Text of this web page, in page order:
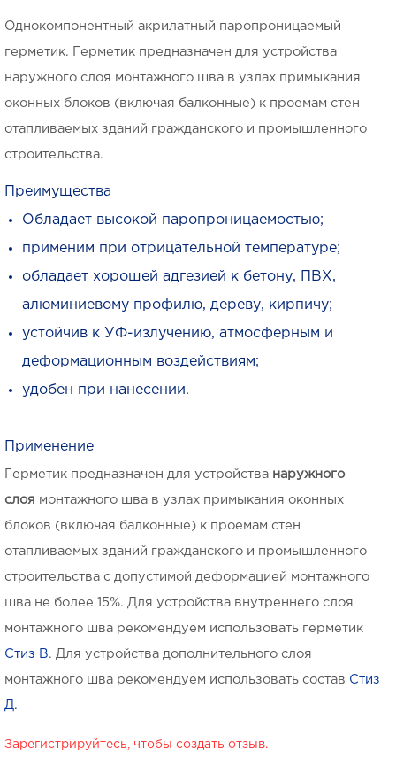
Однокомпонентный акрилатный паропроницаемый
герметик. Герметик предназначен для устройства
наружного слоя монтажного шва в узлах примыкания
оконных блоков (включая балконные) к проемам стен
отапливаемых зданий гражданского и промышленного
строительства.
Преимущества
Обладает высокой паропроницаемостью;
применим при отрицательной температуре;
обладает хорошей адгезией к бетону, ПВХ,
алюминиевому профилю, дереву, кирпичу;
устойчив к УФ-излучению, атмосферным и
деформационным воздействиям;
удобен при нанесении.
Применение
Герметик предназначен для устройства наружного
слоя монтажного шва в узлах примыкания оконных
блоков (включая балконные) к проемам стен
отапливаемых зданий гражданского и промышленного
строительства с допустимой деформацией монтажного
шва не более 15%. Для устройства внутреннего слоя
монтажного шва рекомендуем использовать герметик
Стиз В. Для устройства дополнительного слоя
монтажного шва рекомендуем использовать состав Стиз
Д.
Зарегистрируйтесь, чтобы создать отзыв.